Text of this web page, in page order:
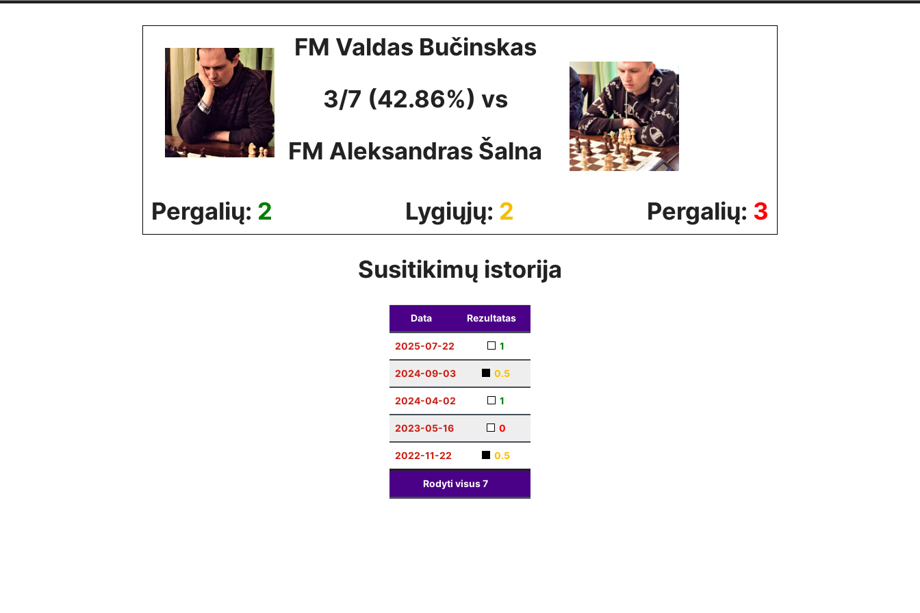
FM Valdas Bučinskas
3/7 (42.86%) vs
FM Aleksandras Šalna
Pergalių: 2 Lygiųjų: 2 Pergalių: 3
Susitikimų istorija
Data Rezultatas
2025-07-22 1
2024-09-03 0.5
2024-04-02 1
2023-05-16 0
2022-11-22 0.5
Rodyti visus7